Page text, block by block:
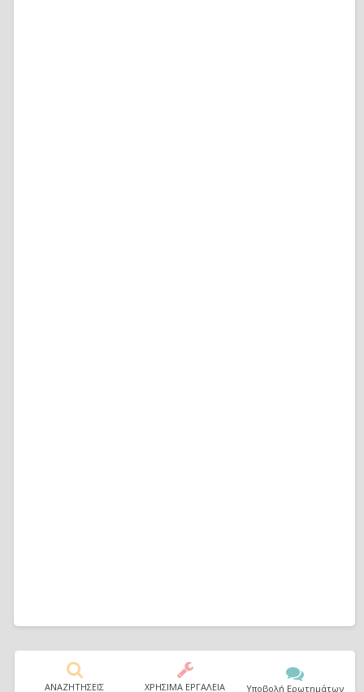
ΑΝΑΖΗΤΗΣΕΙΣ ΧΡΗΣΙΜΑ ΕΡΓΑΛΕΙΑ Υποβολή Ερωτημάτων